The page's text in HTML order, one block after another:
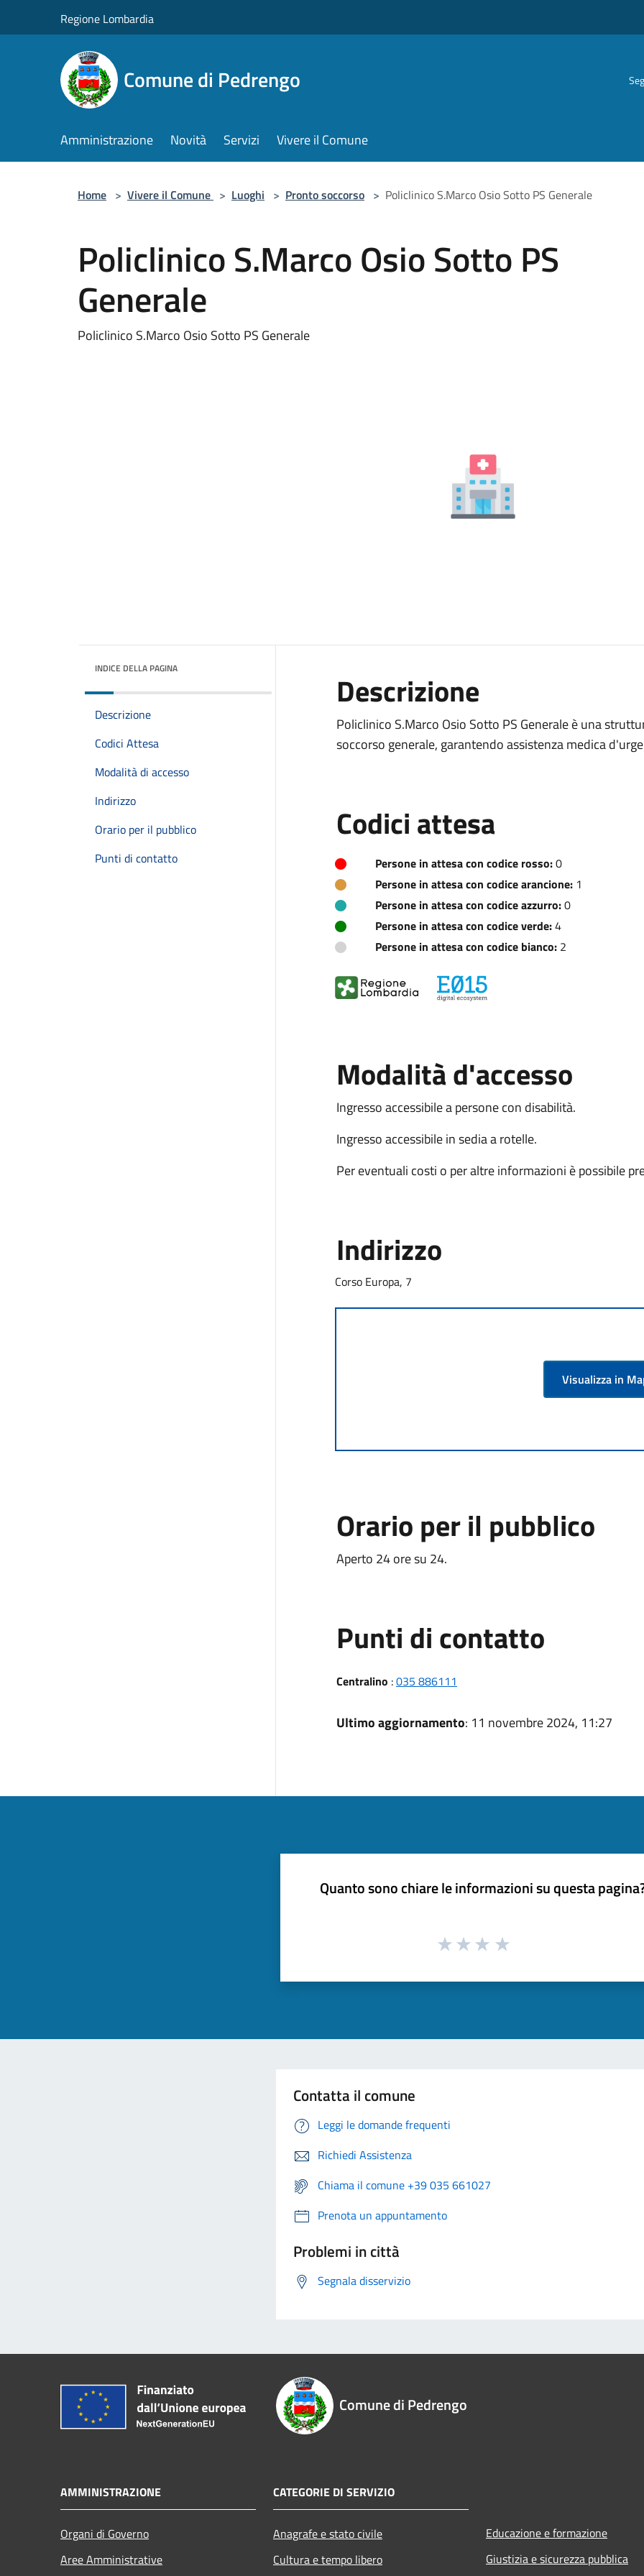
Regione Lombardia
Comune di Pedrengo
Amministrazione Novità Servizi Vivere il Comune
Home > Vivere il Comune > Luoghi > Pronto soccorso > Policlinico S.Marco Osio Sotto PS Generale
Policlinico S.Marco Osio Sotto PS
Generale
Policlinico S.Marco Osio Sotto PS Generale
INDICE DELLA PAGINA
Descrizione
Codici Attesa
Modalità di accesso
Indirizzo
Orario per il pubblico
Punti di contatto
Descrizione
Policlinico S.Marco Osio Sotto PS Generale è una
soccorso generale, garantendo assistenza medica
Codici attesa
Persone in attesa con codice rosso:0
Persone in attesa con codice arancione:1
Persone in attesa con codice azzurro:0
Persone in attesa con codice verde:4
Persone in attesa con codice bianco:2
Modalità d'accesso
Ingresso accessibile a persone con disabilità.
Ingresso accessibile in sedia a rotelle.
Per eventuali costi o per altre informazioni è possibile
Indirizzo
Corso Europa, 7
Visualizza in
Orario per il pubblico
Aperto 24 ore su 24.
Punti di contatto
Centralino :035 886111
Ultimo aggiornamento: 11 novembre 2024, 11:27
Quanto sono chiare le informazioni su questa
Contatta il comune
Leggi le domande frequenti
Richiedi Assistenza
Chiama il comune +39 035 661027
Prenota un appuntamento
Problemi in città
Segnala disservizio
Comune di Pedrengo
AMMINISTRAZIONE
Organi di Governo
Aree Amministrative
CATEGORIE DI SERVIZIO
Anagrafe e stato civile
Cultura e tempo libero
Educazione e formazione
Giustizia e sicurezza pubblica